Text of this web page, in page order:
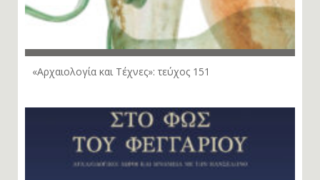
«Αρχαιολογία και Τέχνες»: τεύχος 151